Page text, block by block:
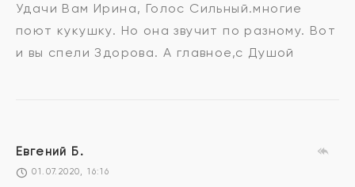
Удачи Вам Ирина, Голос Сильный.многие
поют кукушку. Но она звучит по разному. Вот
и вы спели Здорова. А главное,с Душой
Евгений Б.
01.07.2020, 16:16